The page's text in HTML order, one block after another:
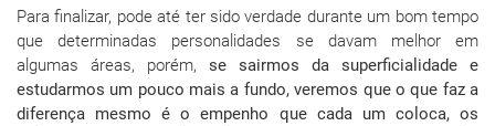
Para finalizar, pode até ter sido verdade durante um bom tempo
que determinadas personalidades se davam melhor em
algumas áreas, porém, se sairmos da superficialidade e
estudarmos um pouco mais a fundo, veremos que o que faz a
diferença mesmo é o empenho que cada um coloca, os